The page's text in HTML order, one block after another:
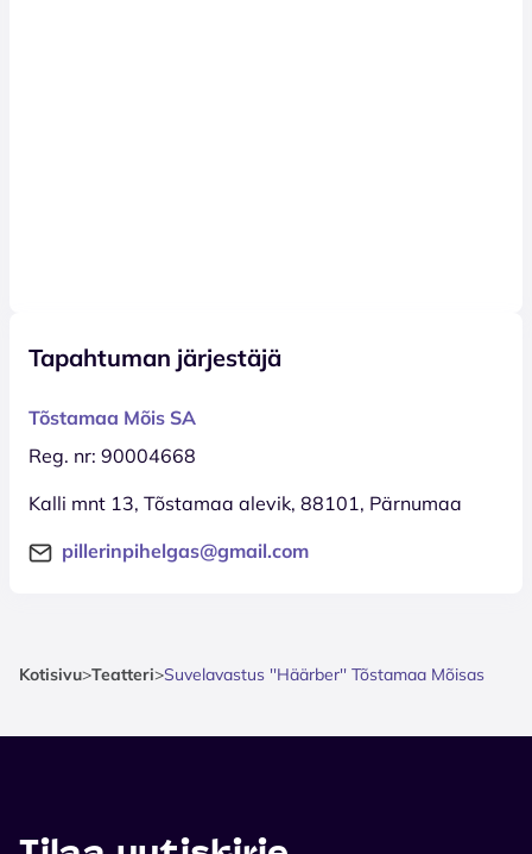
Tapahtuman järjestäjä
Tõstamaa Mõis SA
Reg. nr: 90004668
Kalli mnt 13, Tõstamaa alevik, 88101, Pärnumaa
pillerinpihelgas@gmail.com
Kotisivu>Teatteri>Suvelavastus ''Häärber'' Tõstamaa Mõisas